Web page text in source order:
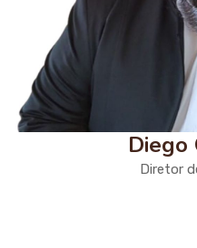
Diego
Diretor